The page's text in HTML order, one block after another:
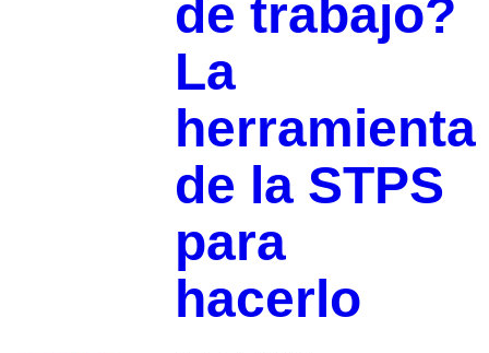
de trabajo?
La
herramienta
de la STPS
para
hacerlo